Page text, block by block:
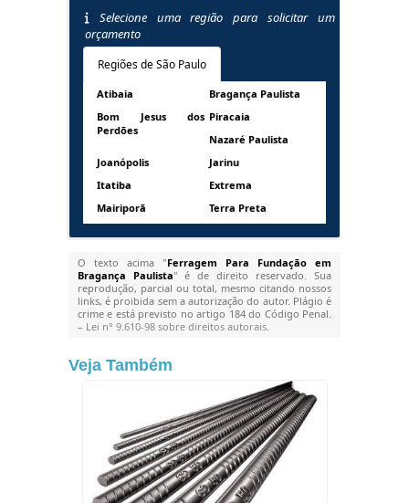
Selecione uma região para solicitar um
orçamento
Regiões de São Paulo
Atibaia
Bragança Paulista
Bom Jesus dos
Perdões
Piracaia
Nazaré Paulista
Joanópolis
Jarinu
Itatiba
Extrema
Mairiporã
Terra Preta
O texto acima "Ferragem Para Fundação em
Bragança Paulista" é de direito reservado. Sua
reprodução, parcial ou total, mesmo citando nossos
links, é proibida sem a autorização do autor. Plágio é
crime e está previsto no artigo 184 do Código Penal.
– Lei n° 9.610-98 sobre direitos autorais.
Veja Também